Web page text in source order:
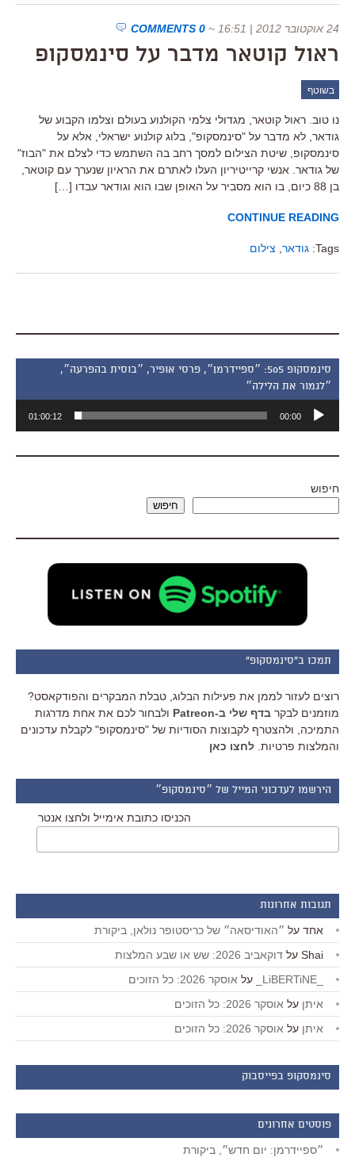
24 אוקטובר 2012 | 16:51 ~
0 COMMENTS
ראול קוטאר מדבר על סינמסקופ
בשוטף
נו טוב. ראול קוטאר, מגדולי צלמי הקולנוע בעולם וצלמו הקבוע של
גודאר, לא מדבר על "סינמסקופ", בלוג קולנוע ישראלי, אלא על
סינמסקופ, שיטת הצילום למסך רחב בה השתמש כדי לצלם את "הבוז"
של גודאר. אנשי קרייטיריון העלו לאתרם את הראיון שנערך עם קוטאר,
בן 88 כיום, בו הוא מסביר על האופן שבו הוא וגודאר עבדו […]
CONTINUE READING
Tags: גודאר צילום
סינמסקופ 505: ״ספיידרמן״, פרסי אופיר, ״בוסית בהפרעה״,
״לגמור את הלילה״
אודיו
00:00
01:00:12
חיפוש
חיפוש
תמכו ב"סינמסקופ"
רוצים לעזור לממן את פעילות הבלוג, טבלת המבקרים והפודקאסט?
מוזמנים לבקר בדף שלי ב-Patreon
ולבחור לכם את אחת מדרגות
התמיכה, ולהצטרף לקבוצות הסודיות של "סינמסקופ" לקבלת עדכונים
והמלצות פרטיות. לחצו כאן
הירשמו לעדכוני המייל של ״סינמסקופ״
הכניסו כתובת אימייל ולחצו אנטר
תגובות אחרונות
אחד על ״האודיסאה״ של כריסטופר נולאן, ביקורת
Shai על דוקאביב 2026: שש או שבע המלצות
על אוסקר 2026: כל הזוכים
איתן על אוסקר 2026: כל הזוכים
איתן על אוסקר 2026: כל הזוכים
סינמסקופ בפייסבוק
פוסטים אחרונים
״ספיידרמן: יום חדש״, ביקורת